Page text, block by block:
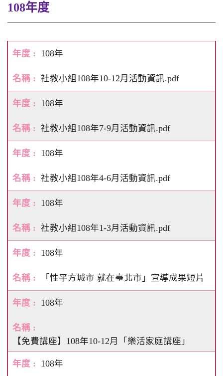
108年度
108年
社教小組108年10-12月活動資訊.pdf
108年
社教小組108年7-9月活動資訊.pdf
108年
社教小組108年4-6月活動資訊.pdf
108年
社教小組108年1-3月活動資訊.pdf
108年
「性平方城市 就在臺北市」宣導成果短片
108年
【免費講座】108年10-12月「樂活家庭講座」
108年